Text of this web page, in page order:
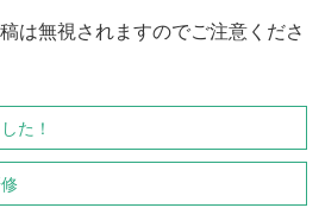
は無視されますのでご注意くださ
た！